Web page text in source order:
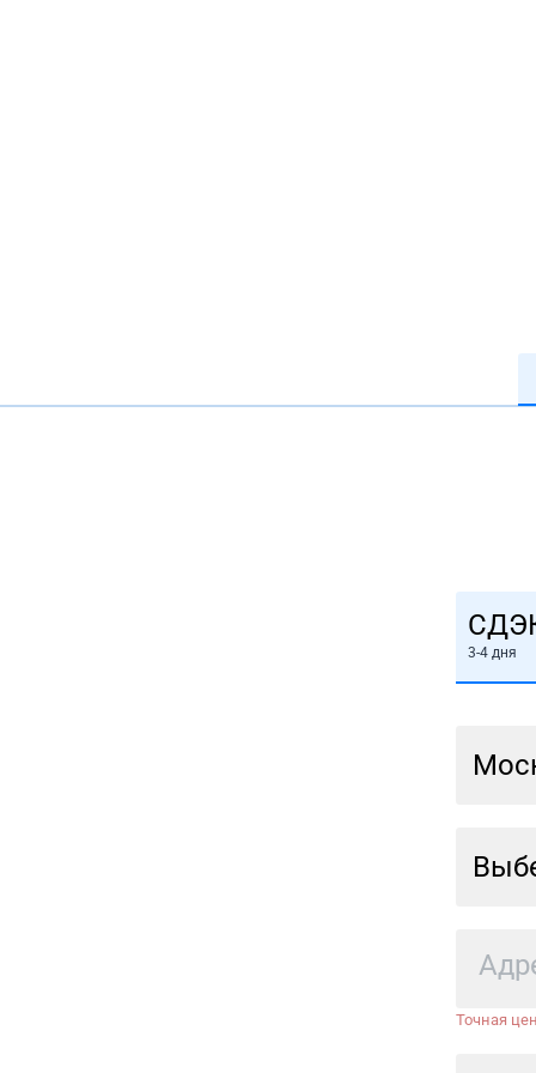
3-4 дня
Точная